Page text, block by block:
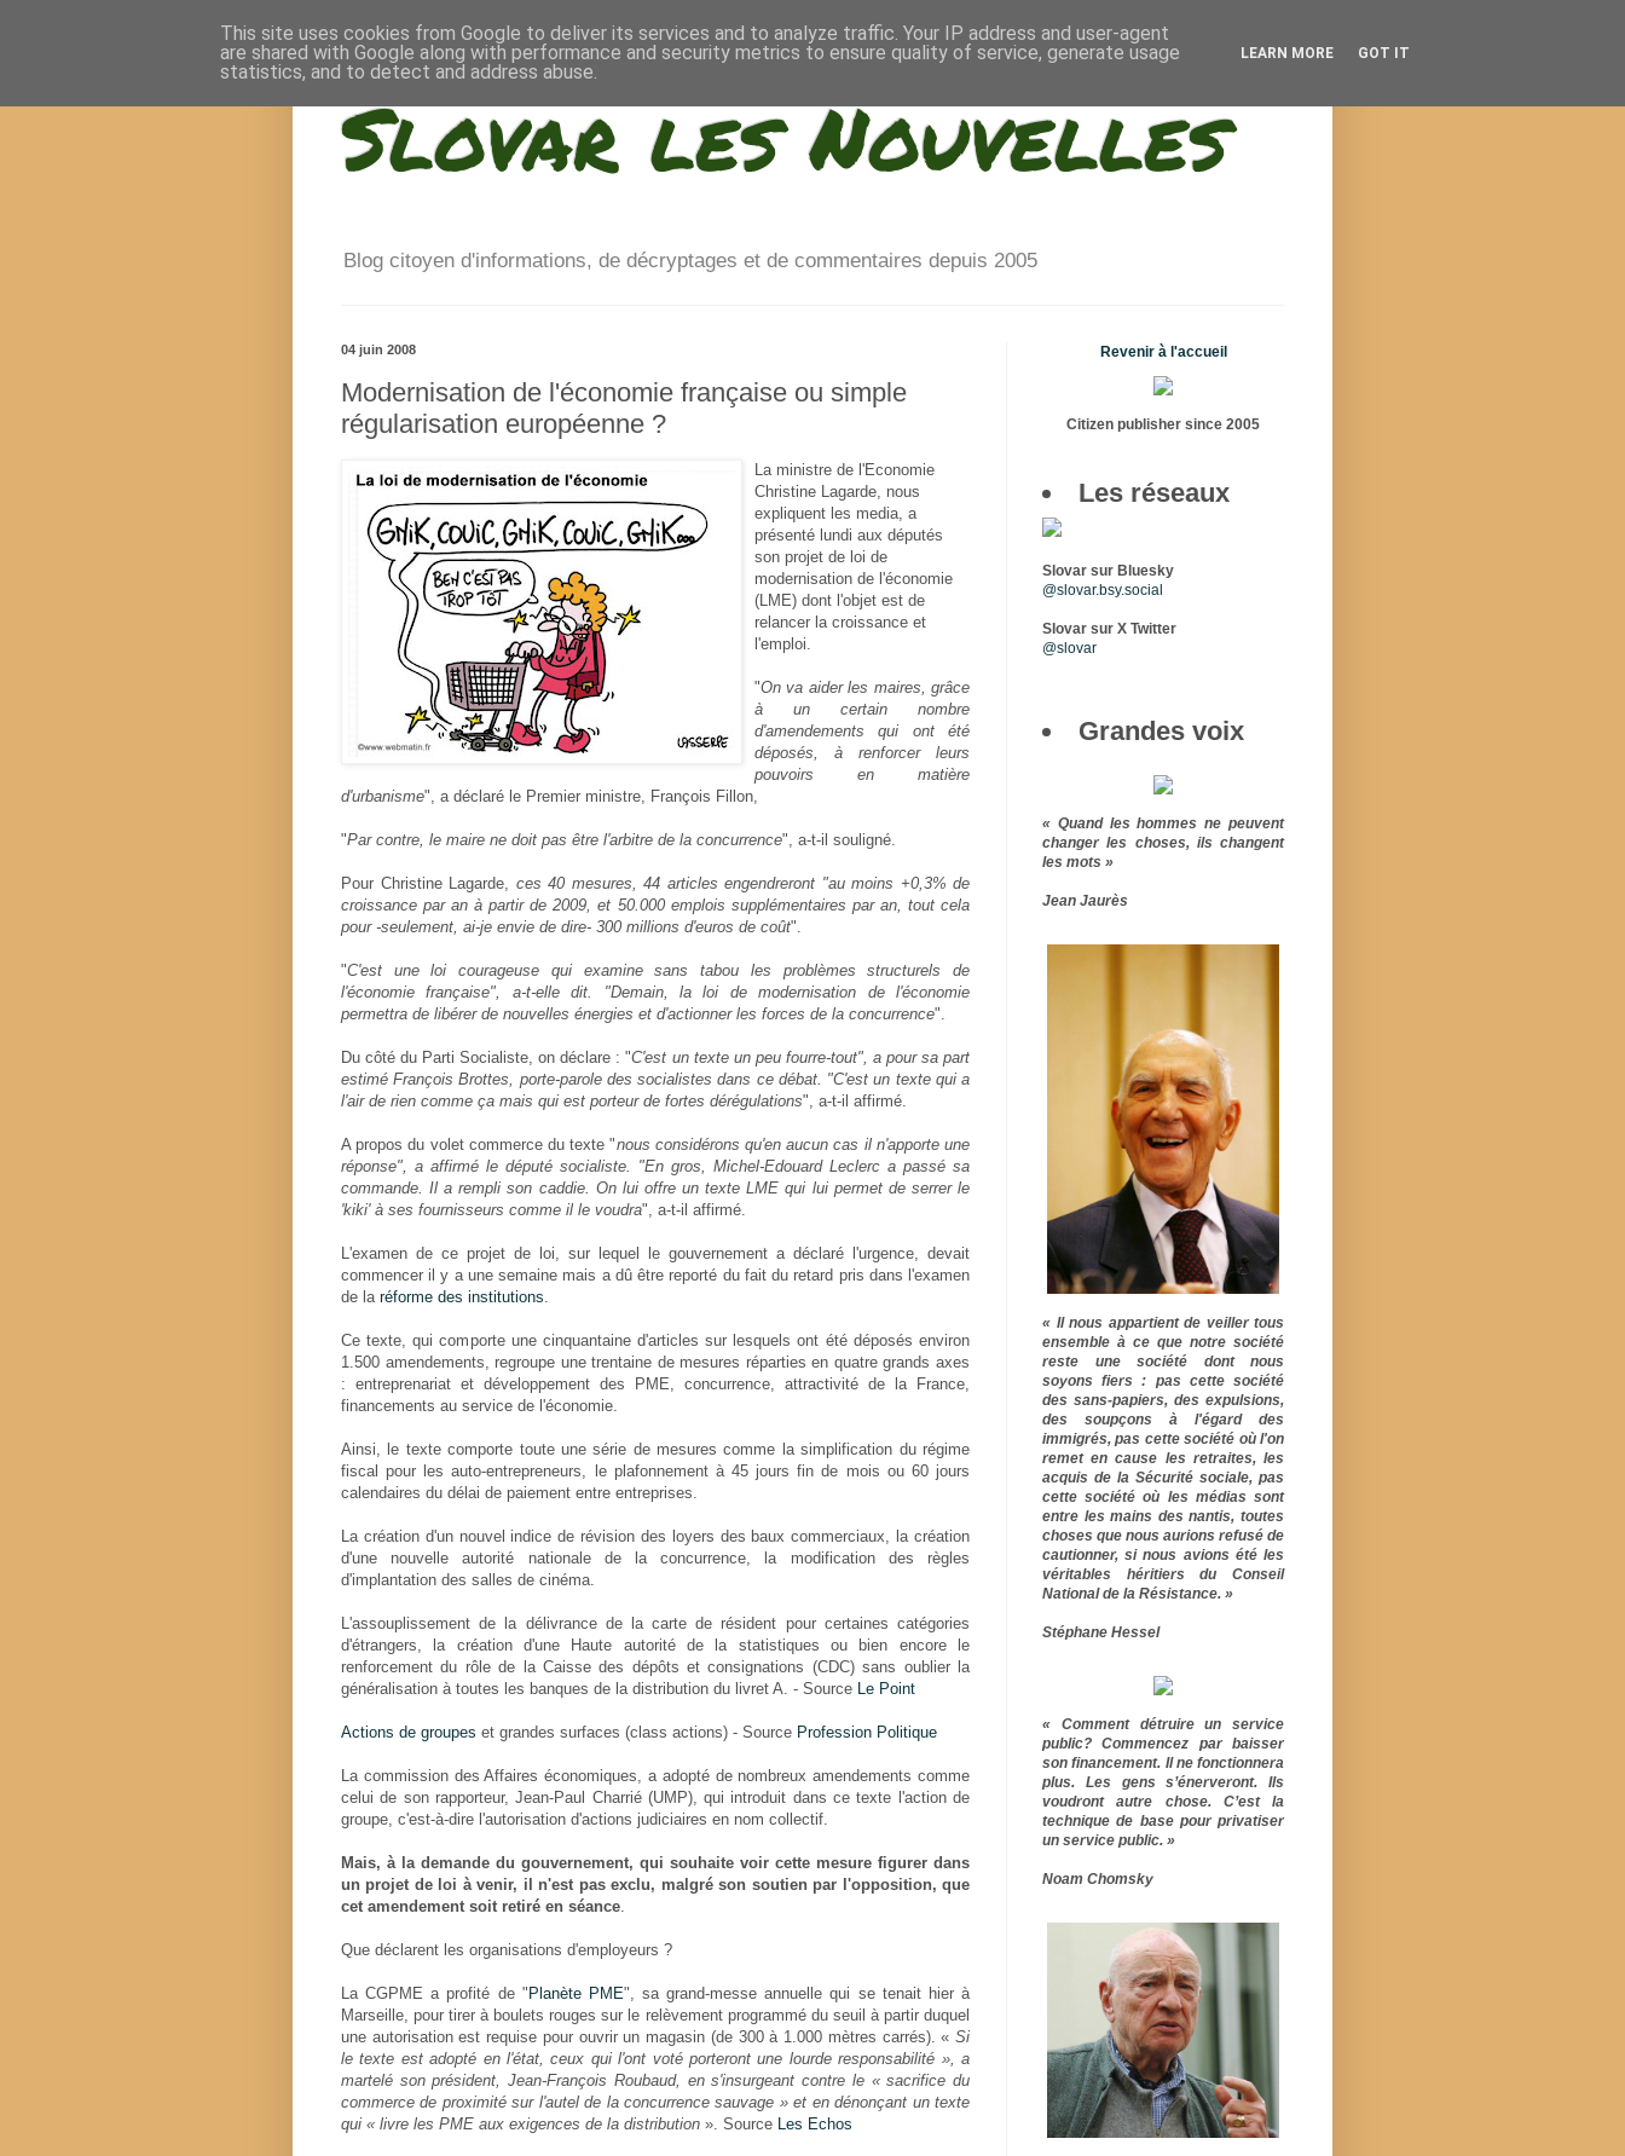
Slovar les Nouvelles
Blog citoyen d'informations, de décryptages et de commentaires depuis 2005
04 juin 2008
Modernisation de l'économie française ou simple
régularisation européenne ?
La ministre de l'Economie
Christine Lagarde, nous
expliquent les media, a
présenté lundi aux députés
son projet de loi de
modernisation de l'économie
(LME) dont l'objet est de
relancer la croissance et
l'emploi.
"On va aider les maires, grâce
à un certain nombre
d'amendements qui ont été
déposés, à renforcer leurs
pouvoirs en matière
d'urbanisme", a déclaré le Premier ministre, François Fillon,
"Par contre, le maire ne doit pas être l'arbitre de la concurrence", a-t-il souligné.
Pour Christine Lagarde, ces 40 mesures, 44 articles engendreront "au moins +0,3% de
croissance par an à partir de 2009, et 50.000 emplois supplémentaires par an, tout cela
pour -seulement, ai-je envie de dire- 300 millions d'euros de coût".
"C'est une loi courageuse qui examine sans tabou les problèmes structurels de
l'économie française", a-t-elle dit. "Demain, la loi de modernisation de l'économie
permettra de libérer de nouvelles énergies et d'actionner les forces de la concurrence".
Du côté du Parti Socialiste, on déclare : "C'est un texte un peu fourre-tout", a pour sa part
estimé François Brottes, porte-parole des socialistes dans ce débat. "C'est un texte qui a
l'air de rien comme ça mais qui est porteur de fortes dérégulations", a-t-il affirmé.
A propos du volet commerce du texte "nous considérons qu'en aucun cas il n'apporte une
réponse", a affirmé le député socialiste. "En gros, Michel-Edouard Leclerc a passé sa
commande. Il a rempli son caddie. On lui offre un texte LME qui lui permet de serrer le
'kiki' à ses fournisseurs comme il le voudra", a-t-il affirmé.
L'examen de ce projet de loi, sur lequel le gouvernement a déclaré l'urgence, devait
commencer il y a une semaine mais a dû être reporté du fait du retard pris dans l'examen
de la réforme des institutions.
Ce texte, qui comporte une cinquantaine d'articles sur lesquels ont été déposés environ
1.500 amendements, regroupe une trentaine de mesures réparties en quatre grands axes
: entreprenariat et développement des PME, concurrence, attractivité de la France,
financements au service de l'économie.
Ainsi, le texte comporte toute une série de mesures comme la simplification du régime
fiscal pour les auto-entrepreneurs, le plafonnement à 45 jours fin de mois ou 60 jours
calendaires du délai de paiement entre entreprises.
La création d'un nouvel indice de révision des loyers des baux commerciaux, la création
d'une nouvelle autorité nationale de la concurrence, la modification des règles
d'implantation des salles de cinéma.
L'assouplissement de la délivrance de la carte de résident pour certaines catégories
d'étrangers, la création d'une Haute autorité de la statistiques ou bien encore le
renforcement du rôle de la Caisse des dépôts et consignations (CDC) sans oublier la
généralisation à toutes les banques de la distribution du livret A. - Source Le Point
Actions de groupes et grandes surfaces (class actions) - Source Profession Politique
La commission des Affaires économiques, a adopté de nombreux amendements comme
celui de son rapporteur, Jean-Paul Charrié (UMP), qui introduit dans ce texte l'action de
groupe, c'est-à-dire l'autorisation d'actions judiciaires en nom collectif.
Mais, à la demande du gouvernement, qui souhaite voir cette mesure figurer dans
un projet de loi à venir, il n'est pas exclu, malgré son soutien par l'opposition, que
cet amendement soit retiré en séance.
Que déclarent les organisations d'employeurs ?
La CGPME a profité de " Planète PME", sa grand-messe annuelle qui se tenait hier à
Marseille, pour tirer à boulets rouges sur le relèvement programmé du seuil à partir duquel
une autorisation est requise pour ouvrir un magasin (de 300 à 1.000 mètres carrés). « Si
le texte est adopté en l'état, ceux qui l'ont voté porteront une lourde responsabilité », a
martelé son président, Jean-François Roubaud, en s'insurgeant contre le « sacrifice du
commerce de proximité sur l'autel de la concurrence sauvage » et en dénonçant un texte
qui « livre les PME aux exigences de la distribution ». Source Les Echos
Revenir à l'accueil
Citizen publisher since 2005
Les réseaux
Slovar sur Bluesky
@slovar.bsy.social
Slovar sur X Twitter
@slovar
Grandes voix
« Quand les hommes ne peuvent
changer les choses, ils changent
les mots »
Jean Jaurès
« Il nous appartient de veiller tous
ensemble à ce que notre société
reste une société dont nous
soyons fiers : pas cette société
des sans-papiers, des expulsions,
des soupçons à l'égard des
immigrés, pas cette société où l'on
remet en cause les retraites, les
acquis de la Sécurité sociale, pas
cette société où les médias sont
entre les mains des nantis, toutes
choses que nous aurions refusé de
cautionner, si nous avions été les
véritables héritiers du Conseil
National de la Résistance. »
Stéphane Hessel
« Comment détruire un service
public? Commencez par baisser
son financement. Il ne fonctionnera
plus. Les gens s’énerveront. Ils
voudront autre chose. C’est la
technique de base pour privatiser
un service public. »
Noam Chomsky
This site uses cookies from Google to deliver its services and to analyze traffic. Your IP address and user-agent
are shared with Google along with performance and security metrics to ensure quality of service, generate usage
statistics, and to detect and address abuse.
LEARN MORE GOT IT